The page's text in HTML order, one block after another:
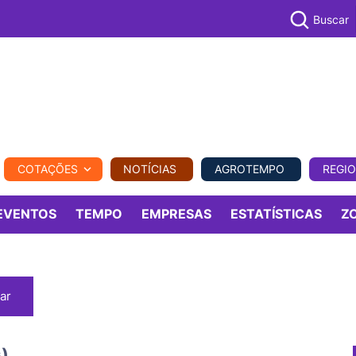
REGIONAL COMERCIAL AGROVIAGENS
Buscar
COTAÇÕES NOTÍCIAS AGROTEMPO
TEMPO EMPRESAS ESTATÍSTICAS